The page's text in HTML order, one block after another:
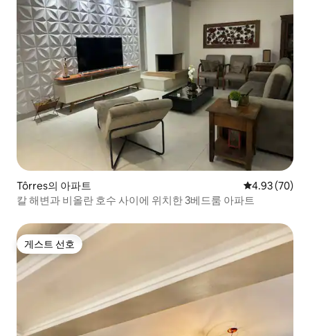
Tôrres의 아파트 평점 4.93점(5
4.93 (70)
칼 해변과 비올란 호수 사이에 위치한 3베드룸 아파트
게스트 선호
게스트 선호